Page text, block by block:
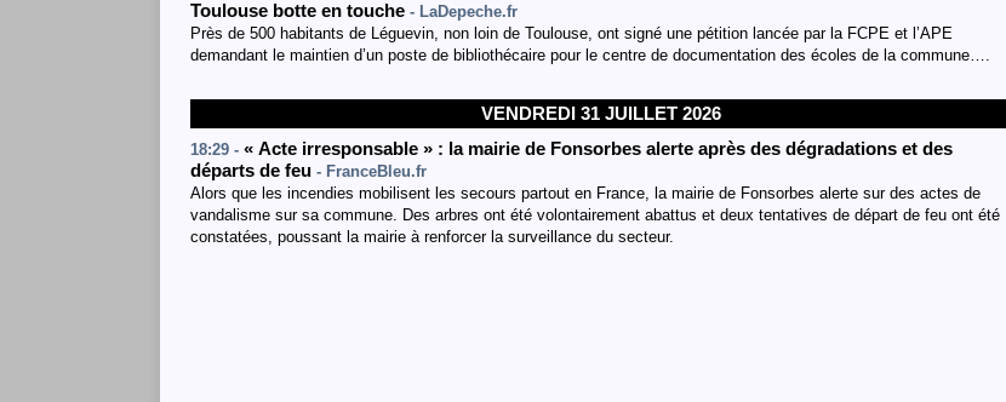
Toulouse botte en touche - LaDepeche.fr
Près de 500 habitants de Léguevin, non loin de Toulouse, ont signé une pétition lancée par la FCPE et l’APE
demandant le maintien d’un poste de bibliothécaire pour le centre de documentation des écoles de la commune….
VENDREDI 31 JUILLET 2026
18:29 - « Acte irresponsable » : la mairie de Fonsorbes alerte après des dégradations et des
départs de feu - FranceBleu.fr
Alors que les incendies mobilisent les secours partout en France, la mairie de Fonsorbes alerte sur des actes de
vandalisme sur sa commune. Des arbres ont été volontairement abattus et deux tentatives de départ de feu ont été
constatées, poussant la mairie à renforcer la surveillance du secteur.